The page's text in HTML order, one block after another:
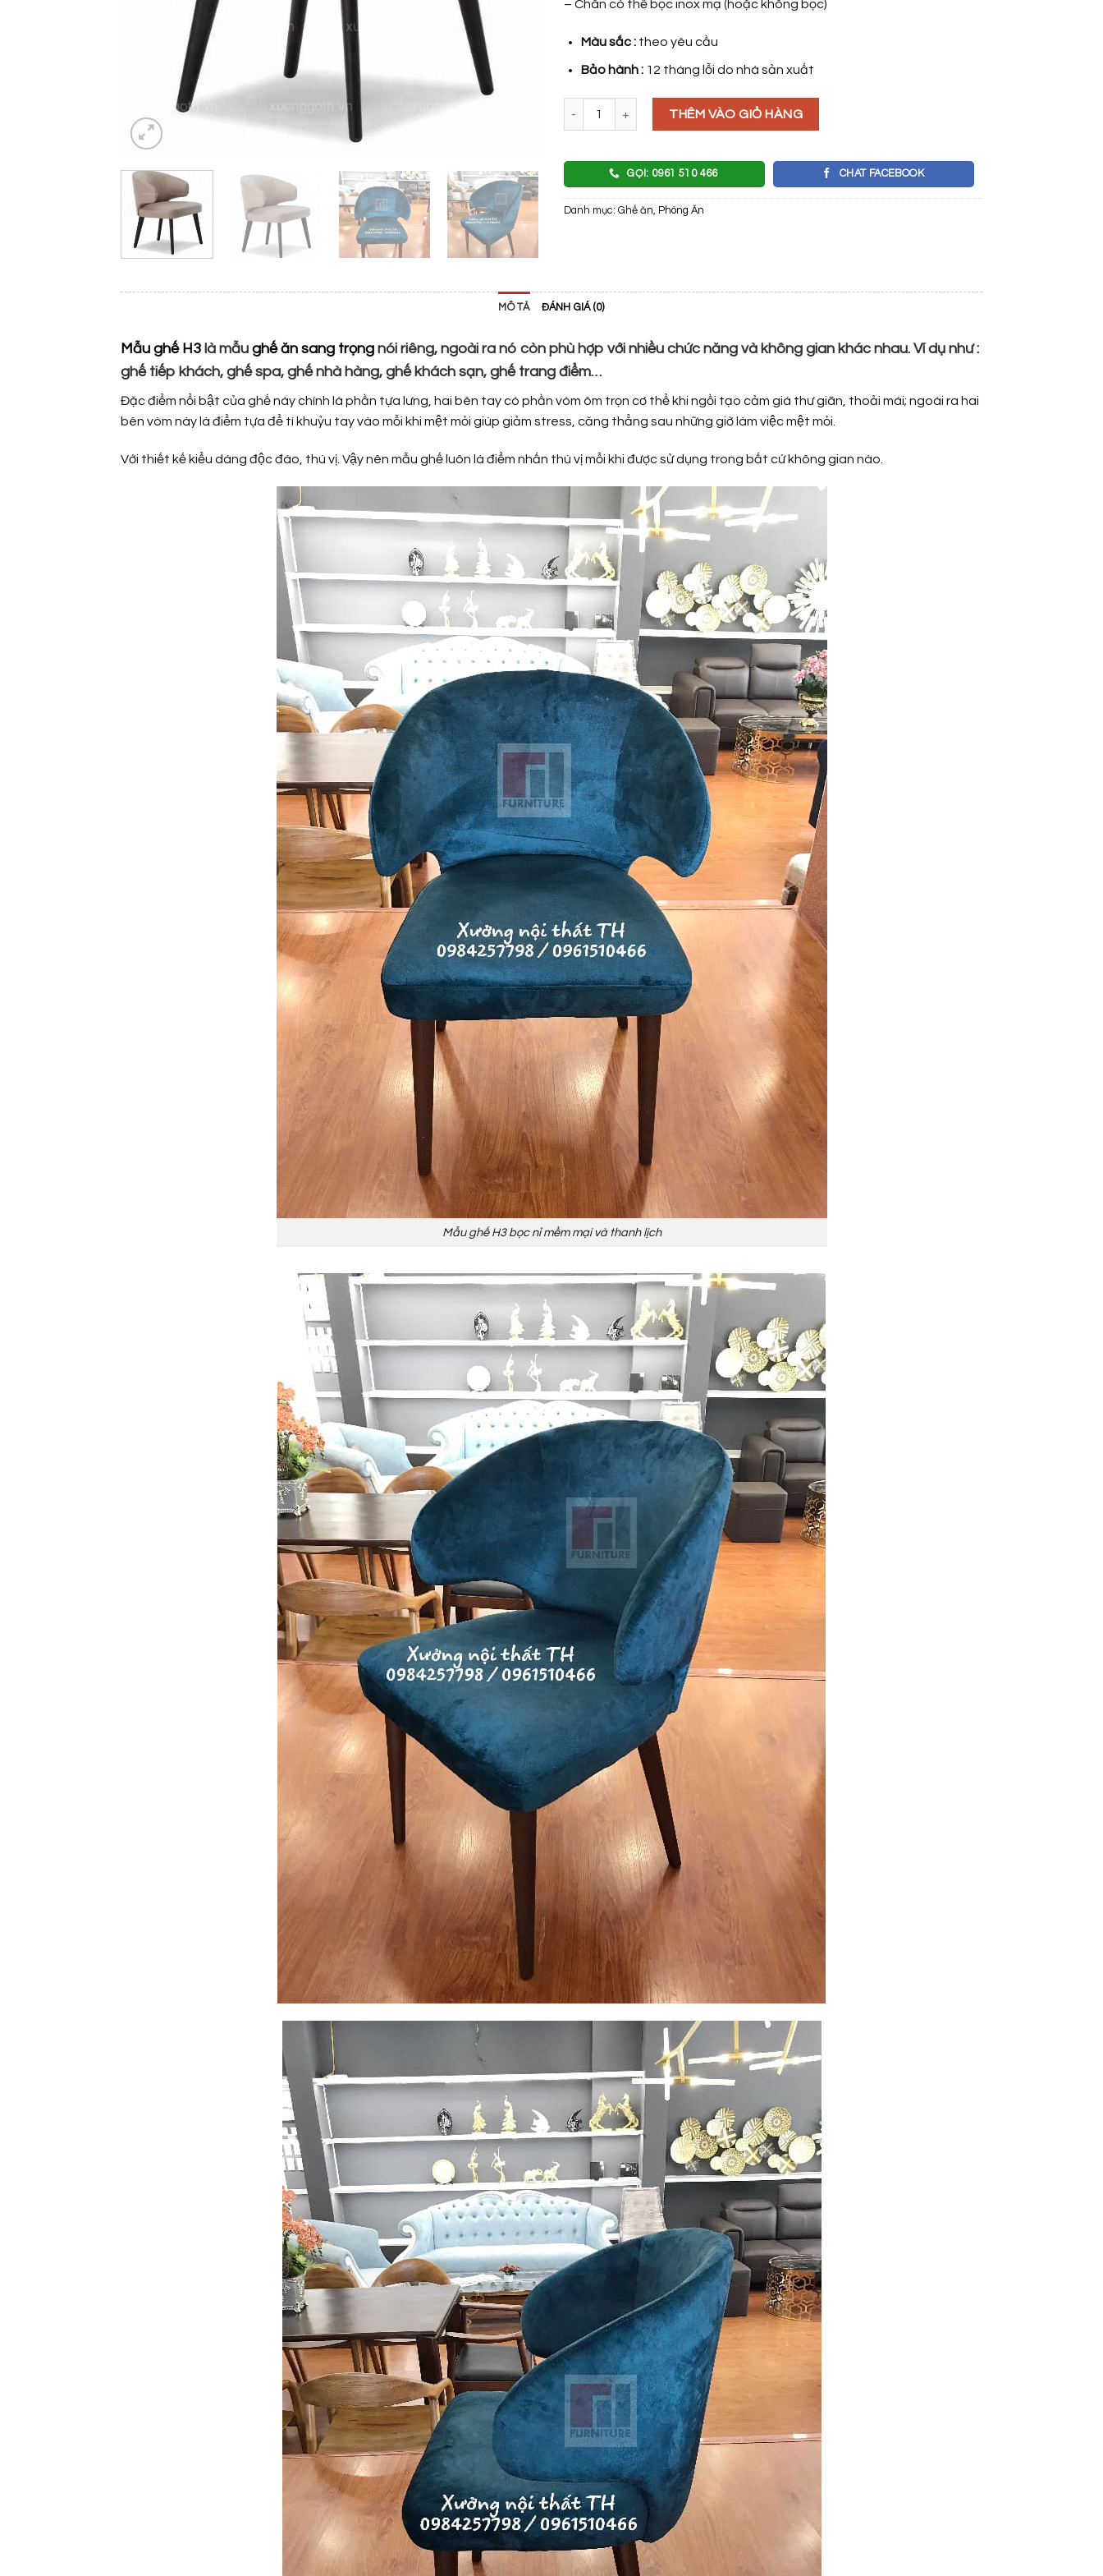
– Chân có thể bọc inox mạ (hoặc không bọc)
Màu sắc : theo yêu cầu
Bảo hành :12 tháng lỗi do nhà sản xuất
THÊM VÀO GIỎ HÀNG
GỌI: 0961 510 466 CHAT FACEBOOK
Danh mục: Ghế ăn, Phòng Ăn
MÔ TẢ ĐÁNH GIÁ (0)
Mẫu ghế H3 là mẫu ghế ăn sang trọng nói riêng, ngoài ra nó còn phù hợp với nhiều chức năng và không gian khác nhau. Ví dụ như :
ghế tiếp khách, ghế spa, ghế nhà hàng, ghế khách sạn, ghế trang điểm…
Đặc điểm nổi bật của ghế này chính là phần tựa lưng, hai bên tay có phần vòm ôm trọn cơ thể khi ngồi tạo cảm giá thư giãn, thoải mái; ngoài ra hai
bên vòm này là điểm tựa để tì khuỷu tay vào mỗi khi mệt mỏi giúp giảm stress, căng thẳng sau những giờ làm việc mệt mỏi.
Với thiết kế kiểu dáng độc đáo, thú vị. Vậy nên mẫu ghế luôn là điểm nhấn thú vị mỗi khi được sử dụng trong bất cứ không gian nào.
Mẫu ghế H3 bọc nỉ mềm mại và thanh lịch